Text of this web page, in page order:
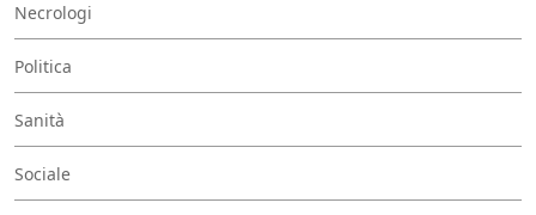
Necrologi
Politica
Sanità
Sociale